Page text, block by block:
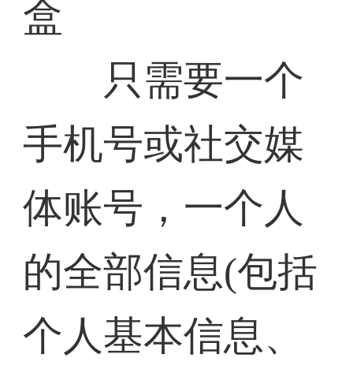
盒
只需要一个
手机号或社交媒
体账号，一个人
的全部信息(包括
个人基本信息、